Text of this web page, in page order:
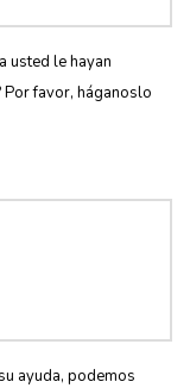
usted le hayan
favor, háganoslo
ayuda, podemos